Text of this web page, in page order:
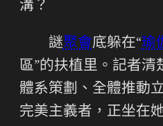
溝？
謎聚會底躲在“瑜
區”的扶植里。記者清
體系策劃、全體推動
完美主義者，正坐在